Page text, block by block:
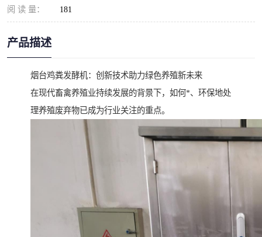
阅 读 量： 181
产品描述
烟台鸡粪发酵机：创新技术助力绿色养殖新未来
在现代畜禽养殖业持续发展的背景下，如何*、环保地处
理养殖废弃物已成为行业关注的重点。